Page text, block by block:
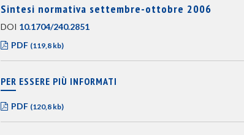
Sintesi normativa settembre-ottobre 2006
DOI 10.1704/240.2851
PDF (119,8 kb)
PER ESSERE PIÙ INFORMATI
PDF (120,8 kb)